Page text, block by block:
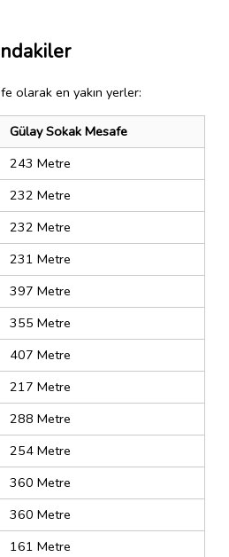
olarak en yakın yerler:
Gülay Sokak Mesafe
243 Metre
232 Metre
232 Metre
231 Metre
397 Metre
355 Metre
407 Metre
217 Metre
288 Metre
254 Metre
360 Metre
360 Metre
161 Metre